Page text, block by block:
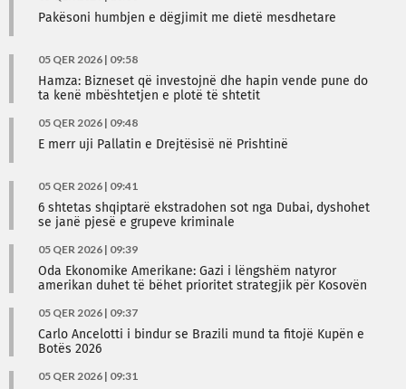
Pakësoni humbjen e dëgjimit me dietë mesdhetare
05 QER 2026 | 09:58
Hamza: Bizneset që investojnë dhe hapin vende pune do
ta kenë mbështetjen e plotë të shtetit
05 QER 2026 | 09:48
E merr uji Pallatin e Drejtësisë në Prishtinë
05 QER 2026 | 09:41
6 shtetas shqiptarë ekstradohen sot nga Dubai, dyshohet
se janë pjesë e grupeve kriminale
05 QER 2026 | 09:39
Oda Ekonomike Amerikane: Gazi i lëngshëm natyror
amerikan duhet të bëhet prioritet strategjik për Kosovën
05 QER 2026 | 09:37
Carlo Ancelotti i bindur se Brazili mund ta fitojë Kupën e
Botës 2026
05 QER 2026 | 09:31